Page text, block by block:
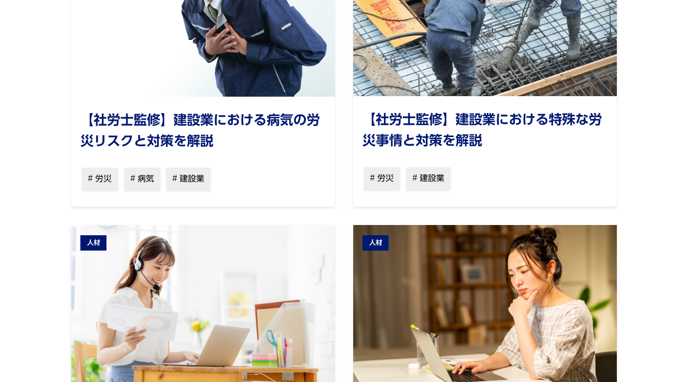
【社労士監修】建設業における病気の労
災リスクと対策を解説
労災 病気 建設業
【社労士監修】建設業における特殊な労
災事情と対策を解説
労災 建設業
人材 人材